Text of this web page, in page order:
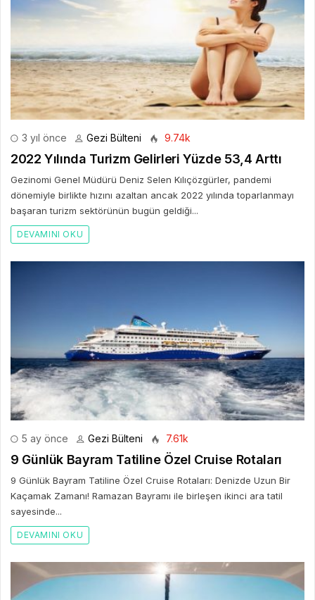
3 yıl önce Gezi Bülteni 9.74k
2022 Yılında Turizm Gelirleri Yüzde 53,4 Arttı
Gezinomi Genel Müdürü Deniz Selen Kılıçözgürler, pandemi
dönemiyle birlikte hızını azaltan ancak 2022 yılında toparlanmayı
başaran turizm sektörünün bugün geldiği...
DEVAMINI OKU
5 ay önce Gezi Bülteni 7.61k
9 Günlük Bayram Tatiline Özel Cruise Rotaları
9 Günlük Bayram Tatiline Özel Cruise Rotaları: Denizde Uzun Bir
Kaçamak Zamanı! Ramazan Bayramı ile birleşen ikinci ara tatil
sayesinde...
DEVAMINI OKU